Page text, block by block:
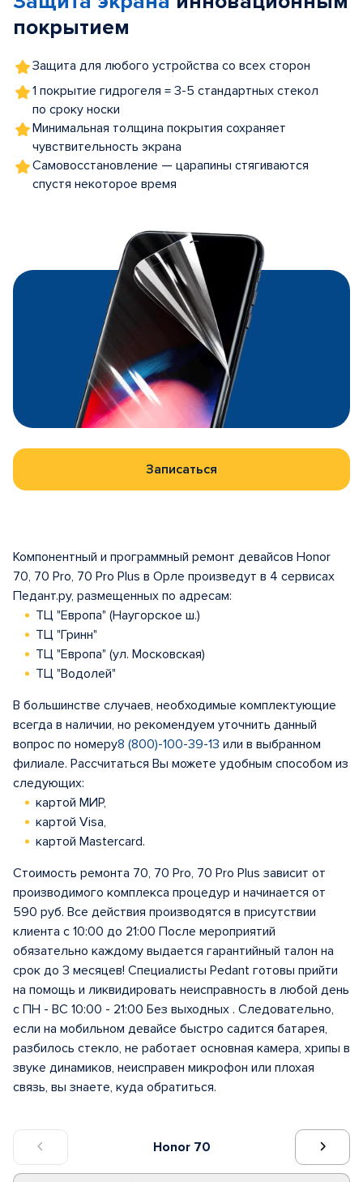
покрытием
Защита для любого устройства со всех сторон
1 покрытие гидрогеля = 3-5 стандартных стекол
по сроку носки
Минимальная толщина покрытия сохраняет
чувствительность экрана
Самовосстановление — царапины стягиваются
спустя некоторое время
Записаться
Honor 70
Компонентный и программный ремонт девайсов Honor
70, 70 Pro, 70 Pro Plus в Орле произведут в 4 сервисах
Педант.ру, размещенных по адресам:
ТЦ "Европа" (Наугорское ш.)
ТЦ "Гринн"
ТЦ "Европа" (ул. Московская)
ТЦ "Водолей"
В большинстве случаев, необходимые комплектующие
всегда в наличии, но рекомендуем уточнить данный
вопрос по номеру8 (800)-100-39-13 или в выбранном
филиале. Рассчитаться Вы можете удобным способом из
следующих:
картой МИР,
картой Visa,
картой Mastercard.
Стоимость ремонта 70, 70 Pro, 70 Pro Plus зависит от
производимого комплекса процедур и начинается от
590 руб. Все действия производятся в присутствии
клиента с 10:00 до 21:00 После мероприятий
обязательно каждому выдается гарантийный талон на
срок до 3 месяцев! Специалисты Pedant готовы прийти
на помощь и ликвидировать неисправность в любой день
с ПН - ВС 10:00 - 21:00 Без выходных . Следовательно,
если на мобильном девайсе быстро садится батарея,
разбилось стекло, не работает основная камера, хрипы в
звуке динамиков, неисправен микрофон или плохая
связь, вы знаете, куда обратиться.